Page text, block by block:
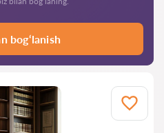
bog‘lanish